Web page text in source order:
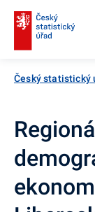
Český statistický